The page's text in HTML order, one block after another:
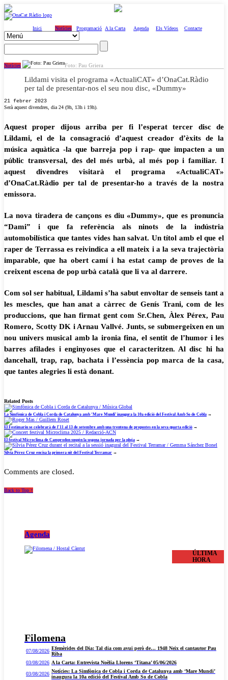
Inici Notícies Programació A la Carta Agenda Els Vídeos Contacte
Notícies Foto: Pau Griera
Lildami visita el programa «ActualiCAT» d’OnaCat.Ràdio
per tal de presentar-nos el seu nou disc, «Dummy»
21 febrer 2023
Serà aquest divendres, dia 24 (9h, 13h i 19h).
Aquest proper dijous arriba per fi l’esperat tercer disc de
Lildami, el de la consagració d’aquest creador d’èxits de la
música aquàtica -la que barreja pop i rap- que impacten a un
públic transversal, des del més urbà, al més pop i familiar. I
aquest divendres visitarà el programa «ActualiCAT»
d’OnaCat.Ràdio per tal de presentar-ho a través de la nostra
emissora.
La nova tiradera de cançons es diu «Dummy», que es pronuncia
“Dami” i que fa referència als ninots de la indústria
automobilística que tantes vides han salvat. Un títol amb el que el
raper de Terrassa es reivindica a ell mateix i a la seva trajectòria
imparable, que ha obert camí i ha estat camp de proves de la
creixent escena de pop urbà català que li va al darrere.
Com sol ser habitual, Lildami s’ha sabut envoltar de senseis tant a
les mescles, que han anat a càrrec de Genís Trani, com de les
produccions, que han firmat gent com Sr.Chen, Àlex Pérex, Pau
Romero, Scotty DK i Arnau Vallvé. Junts, se submergeixen en un
nou univers musical amb la ironia fina, el sentit de l’humor i les
barres afilades i enginyoses que el caracteritzen. Al disc hi ha
dancehall, trap, rap, bachata i l’essència pop marca de la casa,
que tantes alegries li està donant.
Related Posts
La Simfònica de Cobla i Corda de Catalunya amb ‘Mare Mundi’ inaugura la 10a edició del Festival Amb So de Cobla →
El Festimariu se celebrarà de l’11 al 13 de setembre amb una trentena de propostes en la seva quarta edició →
El festival Microclima de Camprodon suspèn la segona jornada per la pluja →
Sílvia Pérez Cruz encisa la primera nit del Festival Terramar →
Comments are closed.
Back to Top ↑
Agenda
Filomena
ÚLTIMA
HORA
07/08/2026 Efemèrides del Dia: Tal dia com avui però de… 1948 Neix el cantautor Pau
Riba
03/08/2026 A la Carta: Entrevista Noèlia Llorens ‘Titana’ 05/06/2026
03/08/2026 Notícies: La Simfònica de Cobla i Corda de Catalunya amb ‘Mare Mundi’
inaugura la 10a edició del Festival Amb So de Cobla